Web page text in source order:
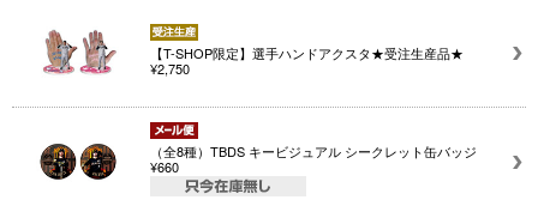
【T-SHOP限定】選手ハンドアクスタ★受注生産品★
¥2,750
（全8種）TBDS キービジュアル シークレット缶バッジ
¥660